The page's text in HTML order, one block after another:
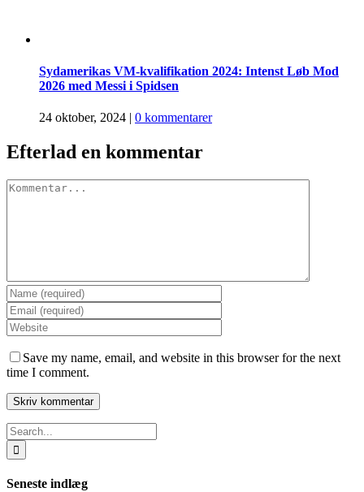
Sydamerikas VM-kvalifikation 2024: Intenst Løb Mod
2026 med Messi i Spidsen
24 oktober, 2024 | 0 kommentarer
Efterlad en kommentar
Comment
Save my name, email, and website in this browser for the next
time I comment.
Search
for:
Seneste indlæg